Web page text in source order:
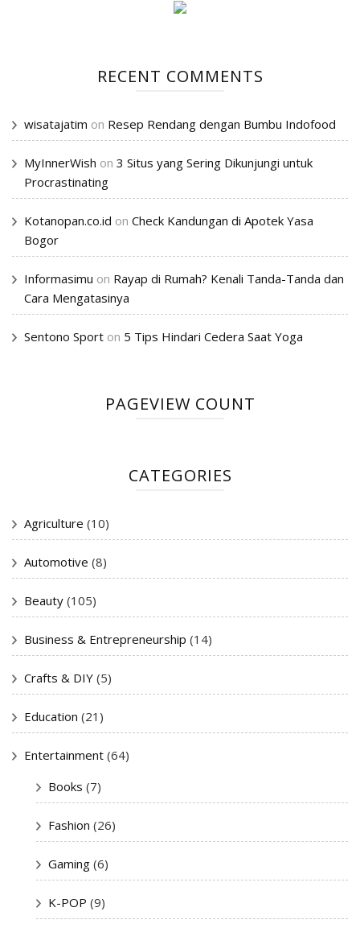
RECENT COMMENTS
wisatajatim on Resep Rendang dengan Bumbu Indofood
MyInnerWish on 3 Situs yang Sering Dikunjungi untuk
Procrastinating
Kotanopan.co.id on Check Kandungan di Apotek Yasa
Bogor
Informasimu on Rayap di Rumah? Kenali Tanda-Tanda dan
Cara Mengatasinya
Sentono Sport on 5 Tips Hindari Cedera Saat Yoga
PAGEVIEW COUNT
CATEGORIES
Agriculture (10)
Automotive (8)
Beauty (105)
Business & Entrepreneurship (14)
Crafts & DIY (5)
Education (21)
Entertainment (64)
Books (7)
Fashion (26)
Gaming (6)
K-POP (9)